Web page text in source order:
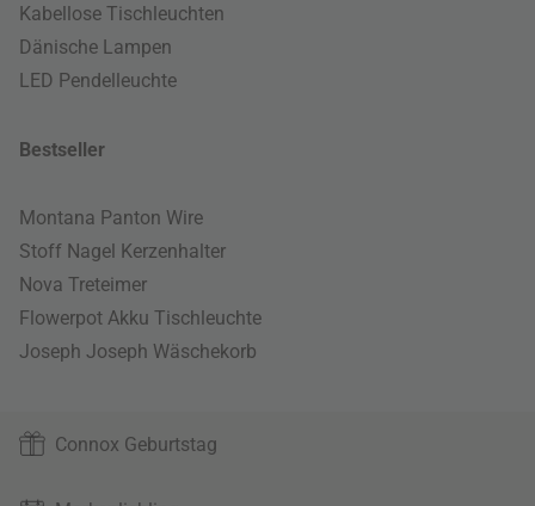
Kabellose Tischleuchten
Dänische Lampen
LED Pendelleuchte
Bestseller
Montana Panton Wire
Stoff Nagel Kerzenhalter
Nova Treteimer
Flowerpot Akku Tischleuchte
Joseph Joseph Wäschekorb
Connox Geburtstag